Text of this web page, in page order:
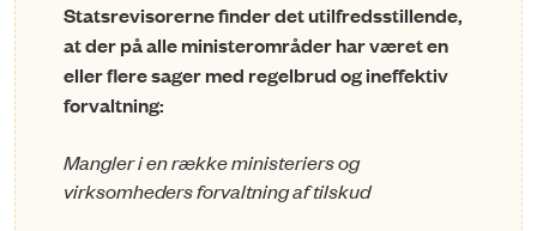
Statsrevisorerne finder det utilfredsstil­len­de,
at der på alle minister­områder har været en
eller flere sager med regelbrud og ineffektiv
forvaltning:
Mangler i en række ministeriers og
virksomheders forvaltning af tilskud